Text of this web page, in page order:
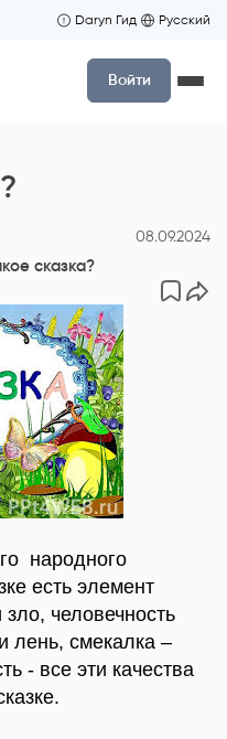
Daryn Гид Русский
Войти
08.09.2024
сказка?
народного
есть элемент
человечность
лень, смекалка –
- все эти качества